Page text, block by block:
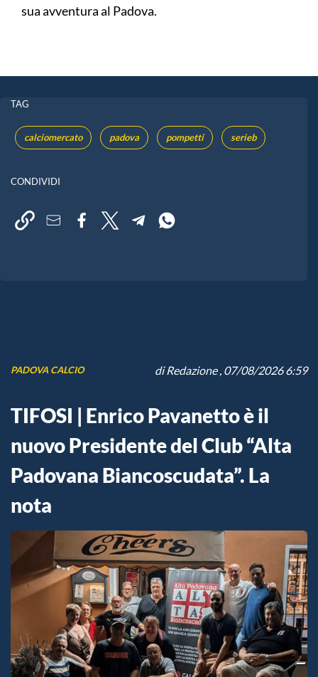
sua avventura al Padova.
TAG
calciomercato padova pompetti serieb
CONDIVIDI
PADOVA CALCIO diRedazione, 07/08/2026 6:59
TIFOSI | Enrico Pavanetto è il
nuovo Presidente del Club “Alta
Padovana Biancoscudata”. La
nota